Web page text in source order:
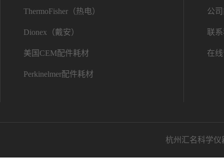
ThermoFisher（热电）
Dionex（戴安）
美国CEM配件耗材
Perkinelmer配件耗材
公
联
在
杭州汇名科学仪